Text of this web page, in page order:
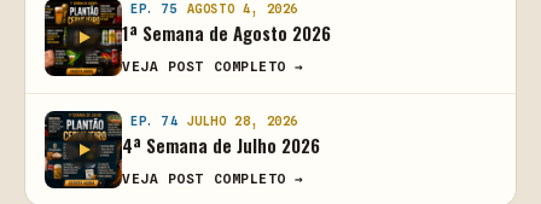
EP. 75 AGOSTO 4, 2026
1ª Semana de Agosto 2026
VEJA POST COMPLETO →
EP. 74 JULHO 28, 2026
4ª Semana de Julho 2026
VEJA POST COMPLETO →